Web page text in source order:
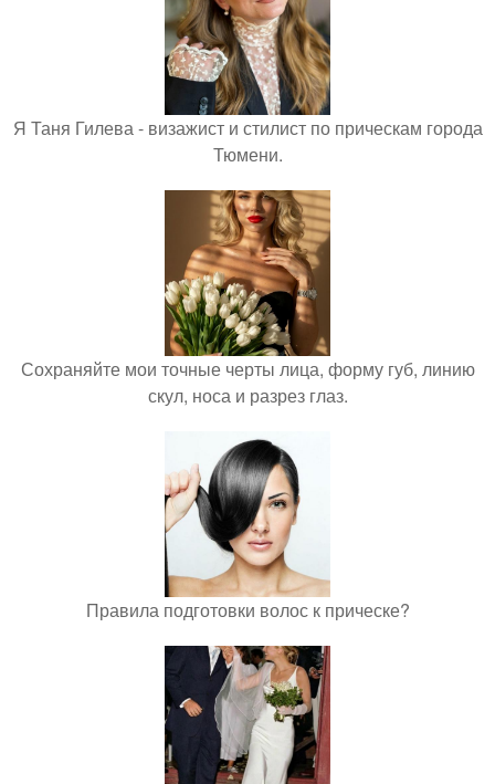
Я Таня Гилева - визажист и стилист по прическам города
Тюмени.
Сохраняйте мои точные черты лица, форму губ, линию
скул, носа и разрез глаз.
Правила подготовки волос к прическе?